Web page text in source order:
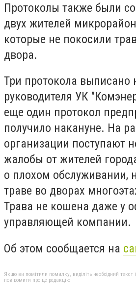
Протоколы также были
двух жителей
которые не покосили
двора.
Три протокола выписано
руководителя УК
еще один протокол
получило накануне. На
организации поступают
жалобы от жителей
о плохом обслуживании,
траве во дворах
Трава не кошена даже у
управляющей компании.
Об этом сообщается на
Якщо ви помітили помилку, виділіть необхідний текст
повідомити про це редакцію